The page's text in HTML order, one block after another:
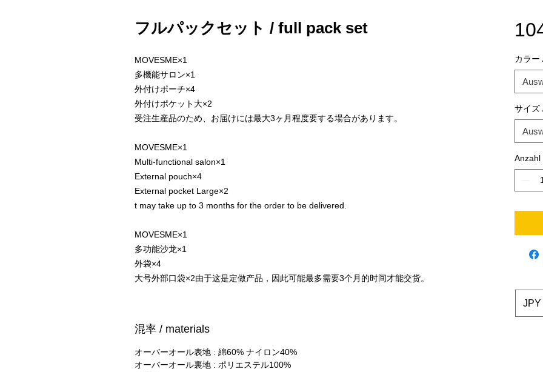
フルパックセット / full pack set
MOVESME×1
多機能サロン×1
外付けポーチ×4
外付けポケット大×2
受注生産品のため、お届けには最大3ヶ月程度要する場合があります。
MOVESME×1
Multi-functional salon×1
External pouch×4
External pocket Large×2
t may take up to 3 months for the order to be delivered.
MOVESME×1
多功能沙龙×1
外袋×4
大号外部口袋×2由于这是定做产品，因此可能最多需要3个月的时间才能交货。
混率 / materials
オーバーオール表地 : 綿60% ナイロン40%
オーバーオール裏地 : ポリエステル100%
カラー
サイズ
Anzahl
JPY